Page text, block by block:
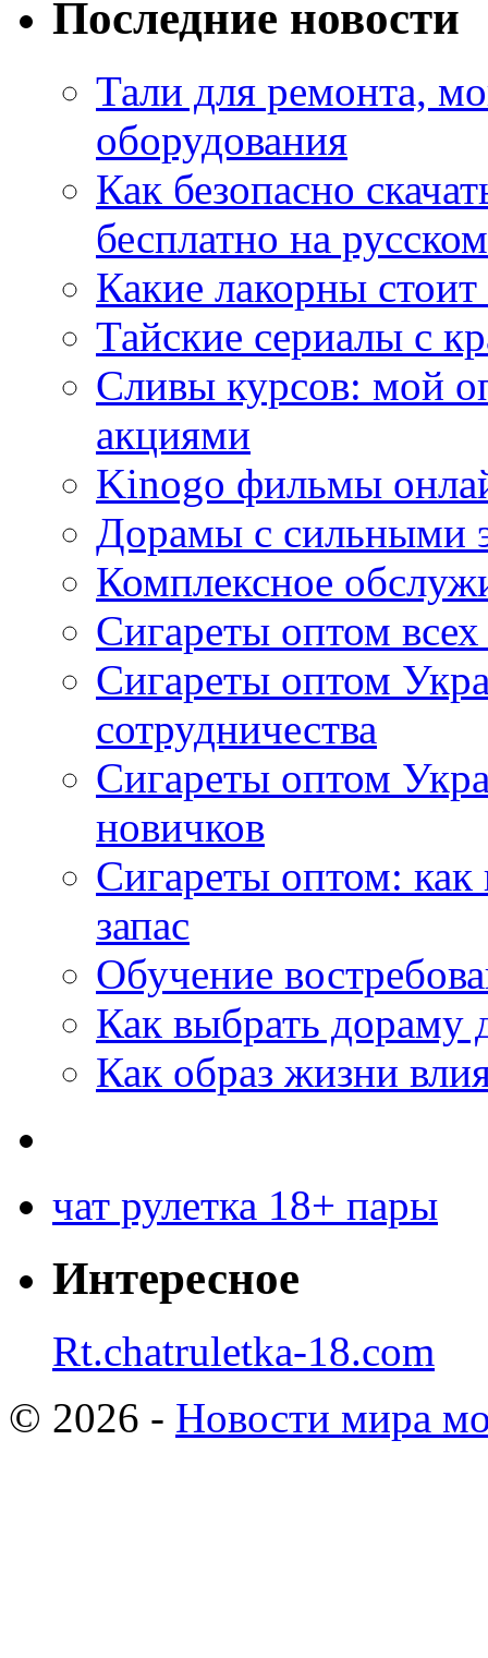
Последние новости
Тали для ремонта,
оборудования
Как безопасно
бесплатно на
Какие лакорны
Тайские сериалы с
Сливы курсов: мой
акциями
Kinogo фильмы
Дорамы с сильными
Комплексное
Сигареты оптом
Сигареты оптом
сотрудничества
Сигареты оптом
новичков
Сигареты оптом:
запас
Обучение
Как выбрать дораму
Как образ жизни
чат рулетка 18+ пары
Интересное
Rt.chatruletka-18.com
© 2026 - Новости мира